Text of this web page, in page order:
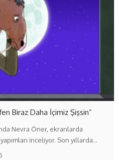
Biraz Daha İçimiz Şişsin”
Nevra Öner, ekranlarda
inceliyor. Son yıllarda…